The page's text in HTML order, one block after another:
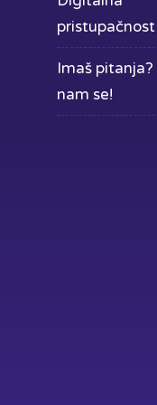
pristupačnost
Imaš pitanja?
nam se!